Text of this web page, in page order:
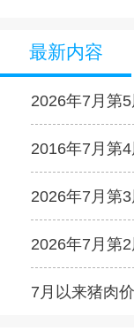
最新内容
2026年7月第
2016年7月第
2026年7月第
2026年7月第
7月以来猪肉